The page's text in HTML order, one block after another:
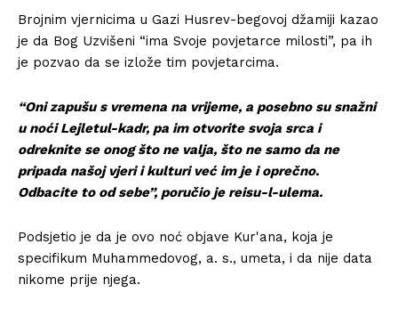
Brojnim vjernicima u Gazi Husrev-begovoj džamiji kazao
je da Bog Uzvišeni “ima Svoje povjetarce milosti”, pa ih
je pozvao da se izlože tim povjetarcima.
“Oni zapušu s vremena na vrijeme, a posebno su snažni
u noći Lejletul-kadr, pa im otvorite svoja srca i
odreknite se onog što ne valja, što ne samo da ne
pripada našoj vjeri i kulturi već im je i oprečno.
Odbacite to od sebe”, poručio je reisu-l-ulema.
Podsjetio je da je ovo noć objave Kur'ana, koja je
specifikum Muhammedovog, a. s., umeta, i da nije data
nikome prije njega.